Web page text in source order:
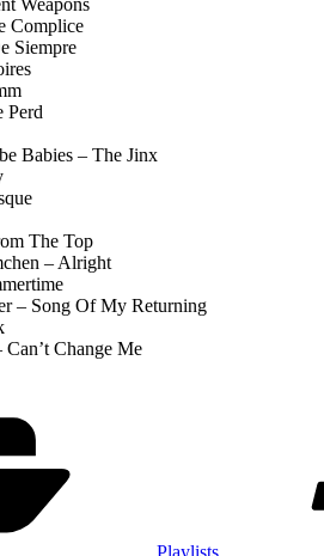
Complice
Siempre
Perd
Babies – The Jinx
The Top
– Alright
– Song Of My Returning
Change Me
Playlists